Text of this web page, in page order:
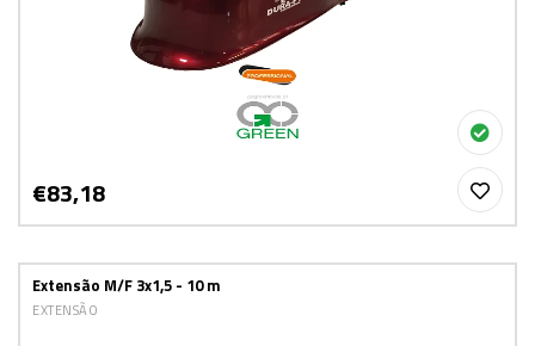
€83,18
Extensão M/F 3x1,5 - 10 m
EXTENSÃO